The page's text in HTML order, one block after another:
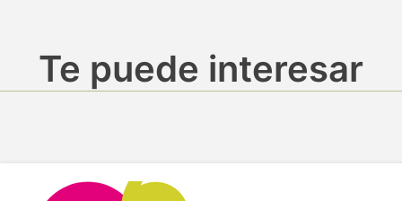
Te puede interesar